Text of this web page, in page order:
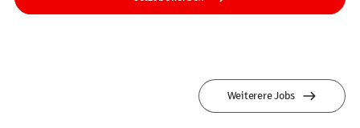
Weiterere Jobs